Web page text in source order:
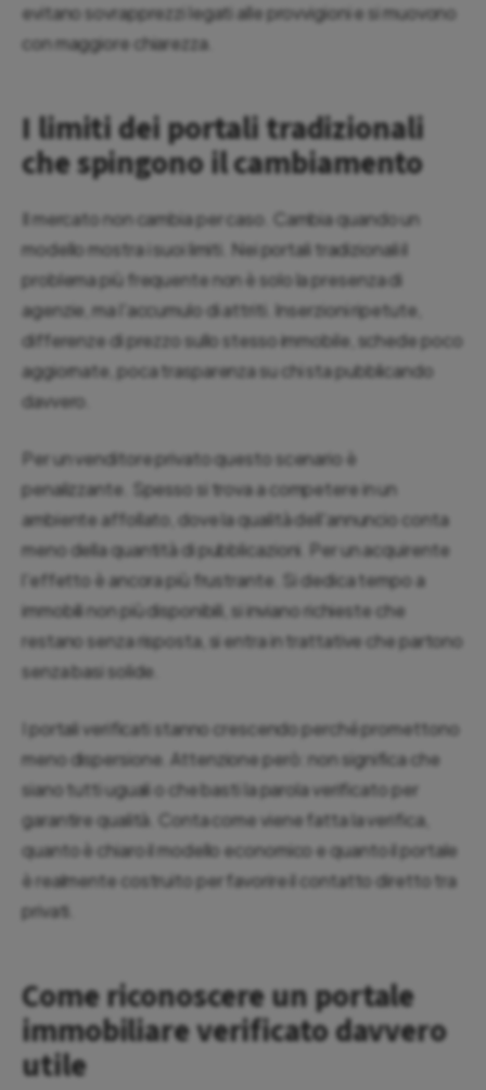
evitano sovrapprezzi legati alle provvigioni e si muovono
con maggiore chiarezza.
I limiti dei portali tradizionali
che spingono il cambiamento
Il mercato non cambia per caso. Cambia quando un
modello mostra i suoi limiti. Nei portali tradizionali il
problema più frequente non è solo la presenza di
agenzie, ma l'accumulo di attriti. Inserzioni ripetute,
differenze di prezzo sullo stesso immobile, schede poco
aggiornate, poca trasparenza su chi sta pubblicando
davvero.
Per un venditore privato questo scenario è
penalizzante. Spesso si trova a competere in un
ambiente affollato, dove la qualità dell'annuncio conta
meno della quantità di pubblicazioni. Per un acquirente
l'effetto è ancora più frustrante. Si dedica tempo a
immobili non più disponibili, si inviano richieste che
restano senza risposta, si entra in trattative che partono
senza basi solide.
I portali verificati stanno crescendo perché promettono
meno dispersione. Attenzione però: non significa che
siano tutti uguali o che basti la parola verificato per
garantire qualità. Conta come viene fatta la verifica,
quanto è chiaro il modello economico e quanto il portale
è realmente costruito per favorire il contatto diretto tra
privati.
Come riconoscere un portale
immobiliare verificato davvero
utile